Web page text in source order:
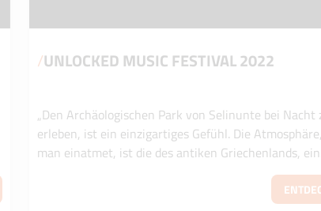
/UNLOCKED MUSIC FESTIVAL 2022
„Den Archäologischen Park von Selinunte bei Nacht
erleben, ist ein einzigartiges Gefühl. Die
man einatmet, ist die des antiken Griechenlands, ein